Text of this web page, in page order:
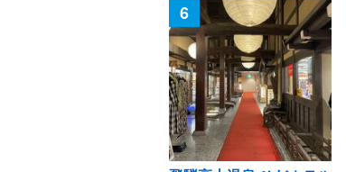
中国
四国
九州
沖縄
6